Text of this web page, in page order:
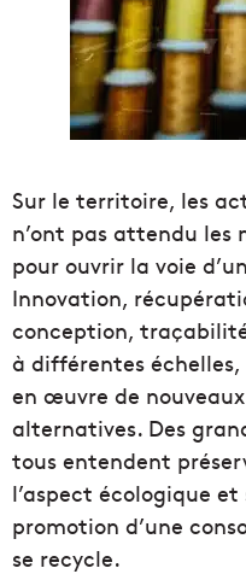
Sur le territoire, les
n’ont pas attendu les
pour ouvrir la voie
Innovation,
conception,
à différentes
en œuvre de
alternatives. Des
tous entendent
l’aspect écologique
promotion d’une
se recycle.